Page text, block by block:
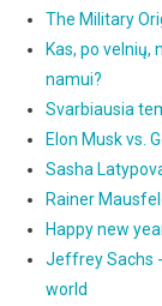
The Military
Kas, po velnių,
namui?
Svarbiausia
Elon Musk vs.
Sasha
Rainer
Happy new
Jeffrey Sachs
world